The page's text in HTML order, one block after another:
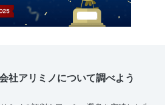
社アリミノについて調べよう